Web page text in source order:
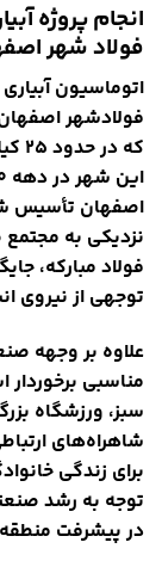
انجام پروژه
فولاد شهر
اتوماسیون
فولادشهر
اصفهان تأسیس
نزدیکی به
فولاد مبارکه،
توجهی از نیروی
علاوه بر وجهه
مناسبی
سبز، ورزشگاه
شاهراه‌های
برای زندگی
توجه به رشد
در پیشرفت